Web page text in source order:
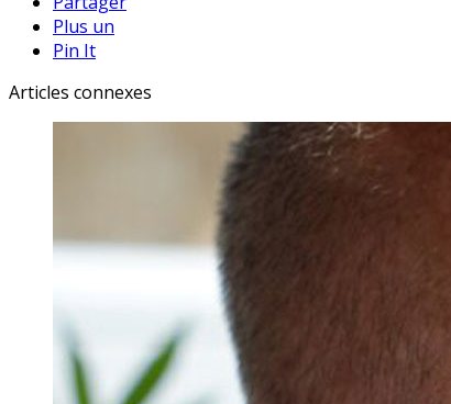
Plus un
Pin It
Articles connexes